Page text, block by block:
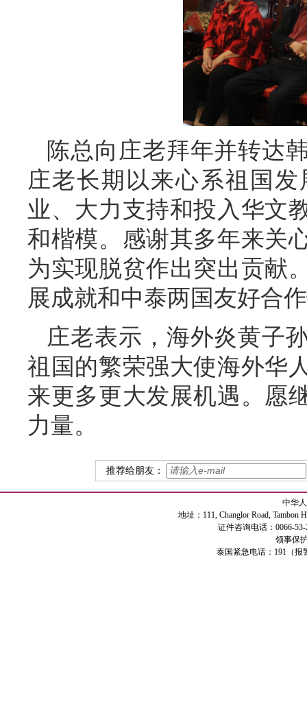
陈总向庄老拜年并转达
庄老长期以来心系祖国
业、大力支持和投入华文
和楷模。感谢其多年来关
为实现脱贫作出突出贡献
展成就和中泰两国友好合
庄老表示，海外炎黄子
祖国的繁荣强大使海外华
来更多更大发展机遇。愿
力量。
推荐给朋友：
中华
地址：111, Changlor Road, Tambon
证件咨询电话：0066-
领事保
泰国紧急电话：191（报